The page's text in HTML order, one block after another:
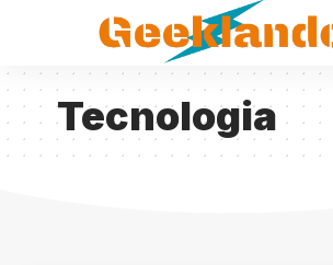
Tecnologia